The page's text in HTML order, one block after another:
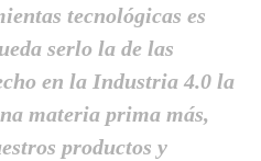
tecnológicas es
serlo la de las
en la Industria 4.0 la
materia prima más,
productos y